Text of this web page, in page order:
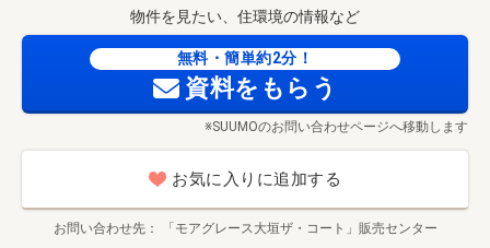
アクアウォーク大垣 徒歩12分（約900m）
物件を見たい、住環境の情報など
無料・簡単約2分！
資料をもらう
※SUUMOのお問い合わせページへ移動します
お気に入りに追加する
お問い合わせ先 「モアグレース大垣ザ・コート」販売センター